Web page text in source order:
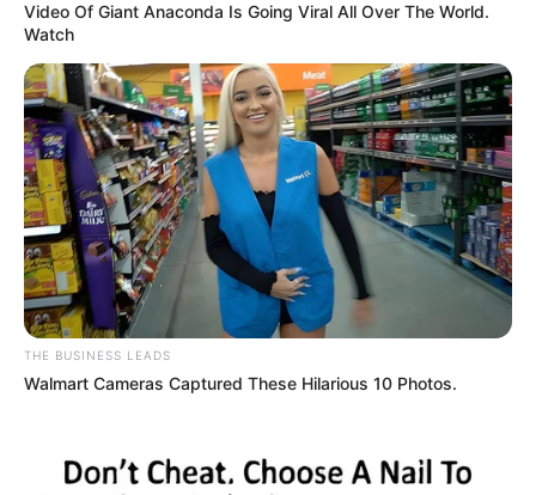
Video Of Giant Anaconda Is Going Viral All Over The World.
Watch
THE BUSINESS LEADS
Walmart Cameras Captured These Hilarious 10 Photos.